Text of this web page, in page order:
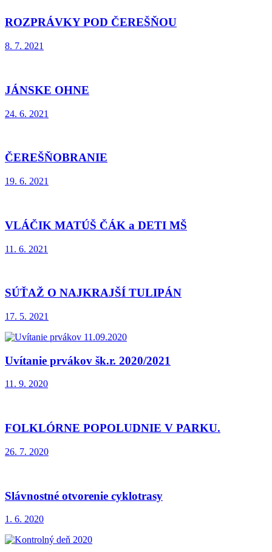
ROZPRÁVKY POD ČEREŠŇOU
8. 7. 2021
JÁNSKE OHNE
24. 6. 2021
ČEREŠŇOBRANIE
19. 6. 2021
VLÁČIK MATÚŠ ČÁK a DETI MŠ
11. 6. 2021
SÚŤAŽ O NAJKRAJŠÍ TULIPÁN
17. 5. 2021
Uvítanie prvákov šk.r. 2020/2021
11. 9. 2020
FOLKLÓRNE POPOLUDNIE V PARKU.
26. 7. 2020
Slávnostné otvorenie cyklotrasy
1. 6. 2020